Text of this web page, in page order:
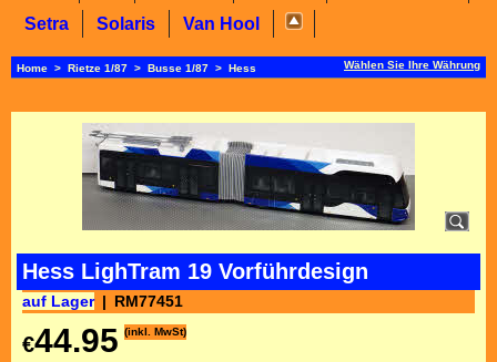
Setra
Solaris Van Hool
Home > Rietze 1/87 > Busse 1/87 > Hess Wählen Sie Ihre Währung
Hess LighTram 19 Vorführdesign
auf Lager RM77451
€44.95 (inkl. MwSt)